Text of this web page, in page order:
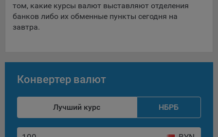
Подробнее о параметрах управления можно ознакомиться,
соответствующие страницы сайтов основных браузеров:
Safari
Opera
Microsoft Edge
Internet Explorer
том, какие курсы валют выставляют отделения
банков либо их обменные пункты сегодня на
завтра.
Конвертер валют
Лучший курс НБРБ